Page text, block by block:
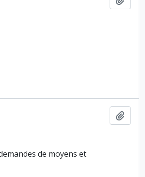
de moyens et